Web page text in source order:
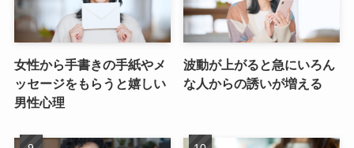
女性から手書きの手紙やメ
ッセージをもらうと嬉しい
男性心理
波動が上がると急にいろん
な人からの誘いが増える